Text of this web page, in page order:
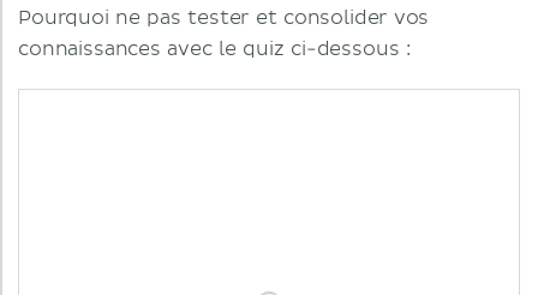
Pourquoi ne pas tester et consolider vos
connaissances avec le quiz ci-dessous :